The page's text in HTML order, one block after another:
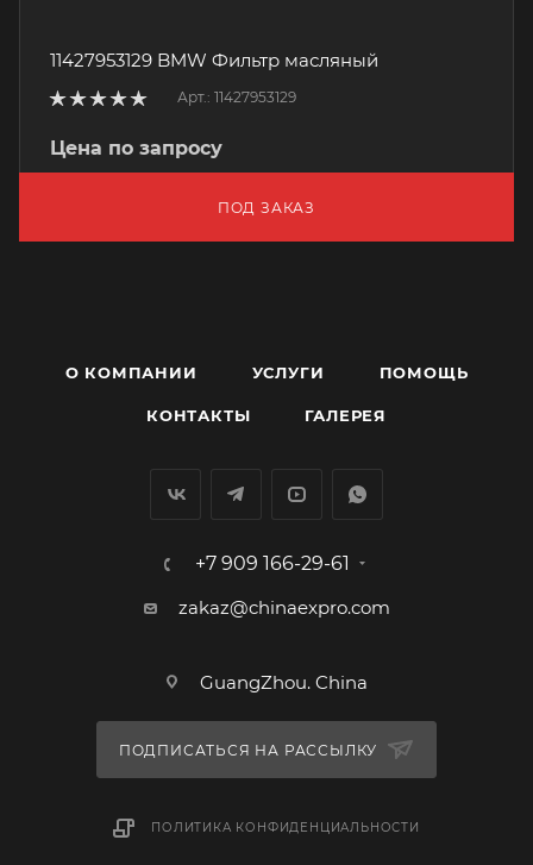
11427953129 BMW Фильтр масляный
Арт.: 11427953129
Цена по запросу
ПОД ЗАКАЗ
О КОМПАНИИ УСЛУГИ ПОМОЩЬ
КОНТАКТЫ ГАЛЕРЕЯ
+7 909 166-29-61
zakaz@chinaexpro.com
GuangZhou. China
ПОДПИСАТЬСЯ НА РАССЫЛКУ
ПОЛИТИКА КОНФИДЕНЦИАЛЬНОСТИ